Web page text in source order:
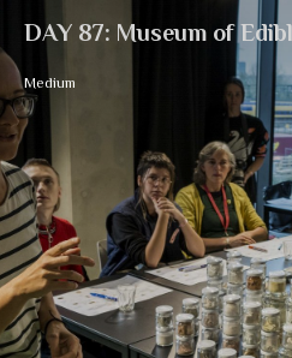
DAY 87: Museum of
Medium